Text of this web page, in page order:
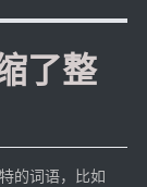
了整
的词语，比如